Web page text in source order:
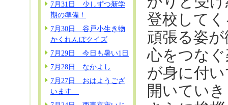
7月31日 少しずつ新学
期の準備！
7月30日 谷戸小生き物
かくれんぼクイズ
7月29日 今日も暑い1日
7月28日 なかよし
7月27日 おはようござ
います
登校して
頑張る姿
心をつな
が身に付
開いてい